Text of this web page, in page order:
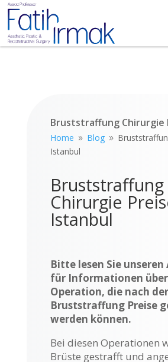
Bruststraffung Chirurgie
Home 9 Blog 9
Istanbul
Bruststraffung
Chirurgie
Istanbul
Bitte lesen Sie
für Informationen
Operation, die nach
Bruststraffung Preise
werden können.
Bei diesen Operationen
Brüste gestrafft und